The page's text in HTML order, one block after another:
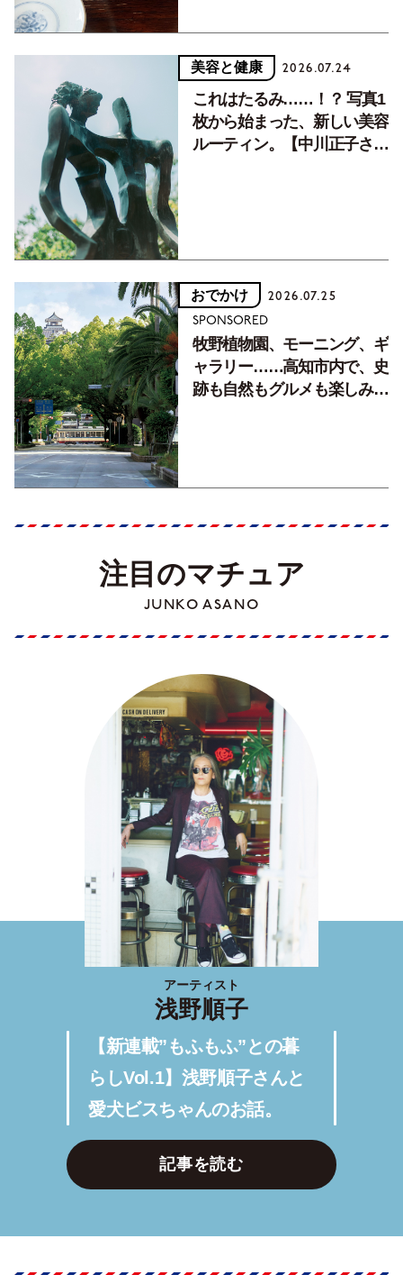
美容と健康 2026.07.24
これはたるみ……！？ 写真1
枚から始まった、新しい美容
ルーティン。【中川正子さん
おでかけ 2026.07.25
SPONSORED
牧野植物園、モーニング、ギ
ャラリー……高知市内で、史
跡も自然もグルメも楽しみ尽
注目のマチュア
JUNKO ASANO
アーティスト
浅野順子
【新連載”もふもふ”との暮
らしVol.1】浅野順子さんと
愛犬ビスちゃんのお話。
記事を読む